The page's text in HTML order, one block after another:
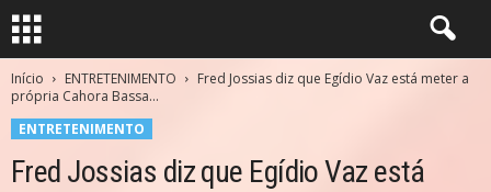
Início ENTRETENIMENTO
Fred Jossias diz que Egídio Vaz está meter a
própria Cahora Bassa...
ENTRETENIMENTO
Fred Jossias diz que Egídio Vaz está